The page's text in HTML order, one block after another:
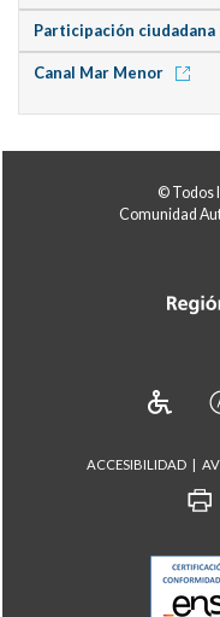
Participación ciudadana
Canal Mar Menor
© Todos
Comunidad
ACCESIBILIDAD